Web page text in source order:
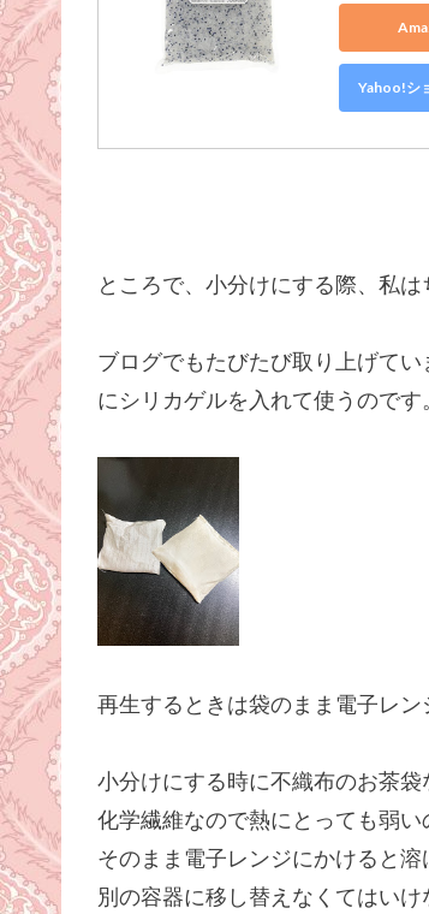
Yahoo!シ
ところで、小分けにする際、私は
ブログでもたびたび取り上げて
にシリカゲルを入れて使うのです。
再生するときは袋のまま電子レン
小分けにする時に不織布のお茶
化学繊維なので熱にとっても弱い
そのまま電子レンジにかけると溶
別の容器に移し替えなくてはいけ